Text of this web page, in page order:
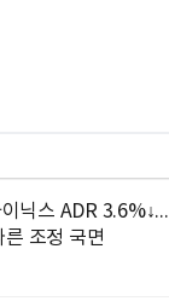
닉스 ADR 3.6%↓...
조정 국면